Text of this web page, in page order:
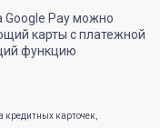
Pay можно
карты с платежной
функцию
карточек,